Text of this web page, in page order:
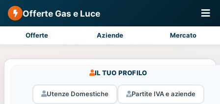
Offerte Gas e Luce
Offerte Aziende Mercato
IL TUO PROFILO
Utenze Domestiche Partite IVA e aziende